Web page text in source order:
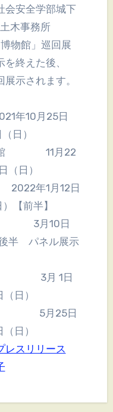
会安全学部城下
木事務所
物館」巡回展
終えた後、
示されます。
年10月25日
日）
料館 11月22
（日）
年1月12日
【前半】
日
後半 パネル展示
館 3月 1日
日）
5月25日
日）
レスリリース